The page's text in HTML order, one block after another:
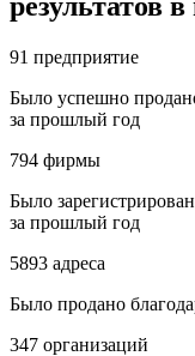
91 предприятие
Было успешно
за прошлый год
794 фирмы
Было
за прошлый год
5893 адреса
Было продано
347 организаций